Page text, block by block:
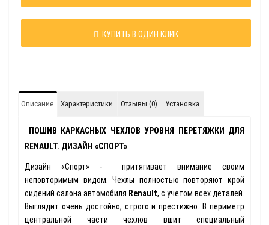
КУПИТЬ В ОДИН КЛИК
Описание Характеристики Отзывы (0) Установка
ПОШИВ КАРКАСНЫХ ЧЕХЛОВ УРОВНЯ ПЕРЕТЯЖКИ ДЛЯ
RENAULT. ДИЗАЙН «СПОРТ»
Дизайн «Спорт» - притягивает внимание своим
неповторимым видом. Чехлы полностью повторяют крой
сидений салона автомобиля Renault, с учётом всех деталей.
Выглядит очень достойно, строго и престижно. В периметр
центральной части чехлов вшит специальный